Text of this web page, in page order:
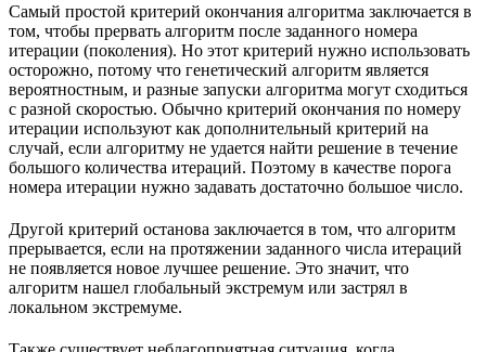
Самый простой критерий окончания алгоритма заключается в
том, чтобы прервать алгоритм после заданного номера
итерации (поколения). Но этот критерий нужно использовать
осторожно, потому что генетический алгоритм является
вероятностным, и разные запуски алгоритма могут сходиться
с разной скоростью. Обычно критерий окончания по номеру
итерации используют как дополнительный критерий на
случай, если алгоритму не удается найти решение в течение
большого количества итераций. Поэтому в качестве порога
номера итерации нужно задавать достаточно большое число.
Другой критерий останова заключается в том, что алгоритм
прерывается, если на протяжении заданного числа итераций
не появляется новое лучшее решение. Это значит, что
алгоритм нашел глобальный экстремум или застрял в
локальном экстремуме.